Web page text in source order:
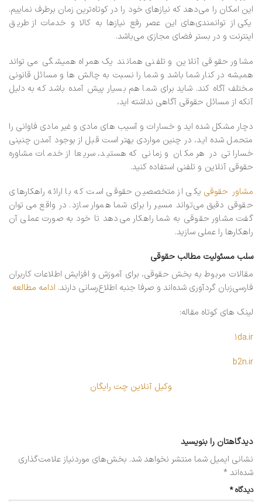
این امکان را می‌دهد که نیازهای خود را در کوتاه‌ترین زمان برطرف نماییم.
یکی از توانمندی‌های این عصر رفع نیازها به کالا و خدمات از طریق
اینترنت و در بستر فضای مجازی می‌باشد.
مشاور حقوقی آنلاین و تلفنی همانند یک همراه همیشگی می تواند
همیشه در کنار شما باشد و شما را نسبت به چالش ها و مسائل قانونی
مختلف آگاه کند. شاید برای شما هم بسیار پیش آمده باشد که به دلیل
آنکه از مسائل حقوقی آگاهی نداشته اید،
دچار مشکل شده اید و خسارات و آسیب های مادی و غیر مادی فاوانی را
متحمل شده اید، در چنین مواردی بهتر است قبل از بوجود آمدن چنینی
خساراتی در هر مکان و زمانی که هستید، سریعا از خدمات مشاوره
حقوقی آنلاین و تلفنی استفاده کنید.
مشاور حقوقییکی از متخصصین حقوقی است که با ارائه راهکارهای
حقوقی دقیق می‌تواند مسیر را برای شما هموار سازد. در واقع می توان
گفت مشاور حقوقی به شما راهکار می‌دهد تا خود به صورت عملی آن
راهکارها را عملی سازید.
سلب مسئولیت مطالب حقوقی
مقالات مربوط به بخش حقوقی، برای آموزش و افزایش اطلاعات کاربران
فارسی‌زبان گردآوری شده‌اند و صرفا جنبه اطلاع‌رسانی دارند. ادامه مطالعه
لینک های کوتاه مقاله:
۱da.ir
b2n.ir
وکیل آنلاین چت رایگان
دیدگاهتان را بنویسید
نشانی ایمیل شما منتشر نخواهد شد. بخش‌های موردنیاز علامت‌گذاری
شده‌اند*
دیدگاه*